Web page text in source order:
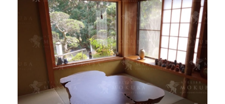
MOKUBA について
商品情報
直営店